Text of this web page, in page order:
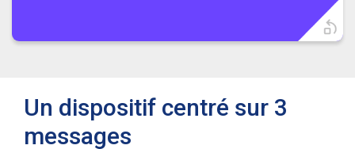
Un dispositif centré sur 3
messages